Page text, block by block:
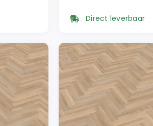
prijs
€ 39,95.
prijs
€ 26,95.
Direct leverbaar